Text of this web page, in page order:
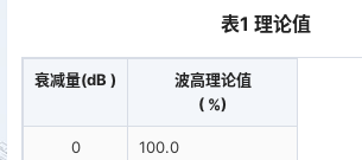
表1 理论值
衰减量(dB )
波高理论值
( %)
0 100.0